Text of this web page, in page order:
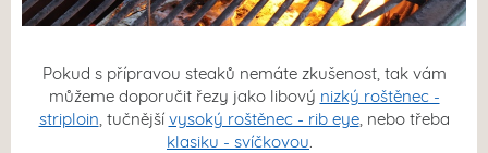
Pokud s přípravou steaků nemáte zkušenost, tak vám
můžeme doporučit řezy jako libový nizký roštěnec -
striploin, tučnější vysoký roštěnec - rib eye, nebo třeba
klasiku - svíčkovou.